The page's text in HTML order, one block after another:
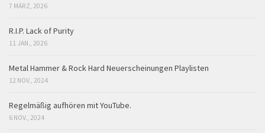
7 MÄRZ, 2026
R.I.P. Lack of Purity
11 JAN., 2026
Metal Hammer & Rock Hard Neuerscheinungen Playlisten
12 NOV., 2024
Regelmäßig aufhören mit YouTube.
6 NOV., 2024